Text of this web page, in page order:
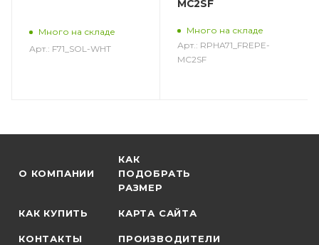
Много на складе
Арт.: F71_SOL-WHT
MC2SF
Много на складе
Арт.: RPHA71_FREPE-
MC2SF
О КОМПАНИИ
КАК
ПОДОБРАТЬ
РАЗМЕР
КАК КУПИТЬ КАРТА САЙТА
КОНТАКТЫ ПРОИЗВОДИТЕЛИ